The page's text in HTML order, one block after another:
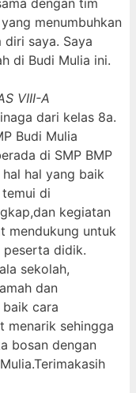
dengan tim
menumbuhkan
saya. Saya
di Budi Mulia ini.
VIII-A
dari kelas 8a.
Budi Mulia
di SMP BMP
hal yang baik
di
kegiatan
mendukung untuk
peserta didik.
sekolah,
dan
cara
menarik sehingga
bosan dengan